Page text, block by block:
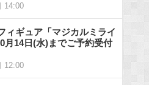
14:00
ィギュア「マジカルミライ
月14日(水)までご予約受付
12:00